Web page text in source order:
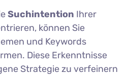
Suchintention Ihrer
können Sie
und Keywords
Diese Erkenntnisse
Strategie zu verfeinern